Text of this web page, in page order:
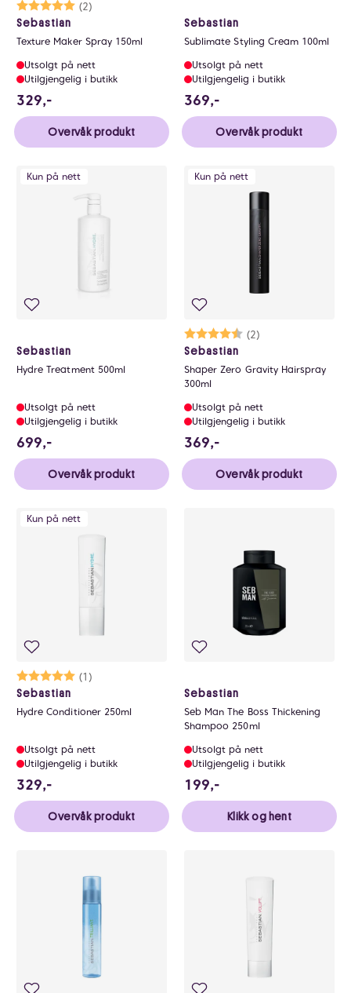
Karakter:
(2)
5.0 av 5 mulige
Sebastian
Texture Maker Spray 150ml
Utsolgt på nett
Utilgjengelig i butikk
329,-
Overvåk produkt
Sebastian
Sublimate Styling Cream 100ml
Utsolgt på nett
Utilgjengelig i butikk
369,-
Overvåk produkt
Kun på nett
Sebastian
Hydre Treatment 500ml
Utsolgt på nett
Utilgjengelig i butikk
699,-
Overvåk produkt
Kun på nett
Karakter:
(2)
4.5 av 5 mulige
Sebastian
Shaper Zero Gravity Hairspray
300ml
Utsolgt på nett
Utilgjengelig i butikk
369,-
Overvåk produkt
Kun på nett
Karakter:
(1)
5.0 av 5 mulige
Sebastian
Hydre Conditioner 250ml
Utsolgt på nett
Utilgjengelig i butikk
329,-
Overvåk produkt
Sebastian
Seb Man The Boss Thickening
Shampoo 250ml
Utsolgt på nett
Utilgjengelig i butikk
199,-
Klikk og hent